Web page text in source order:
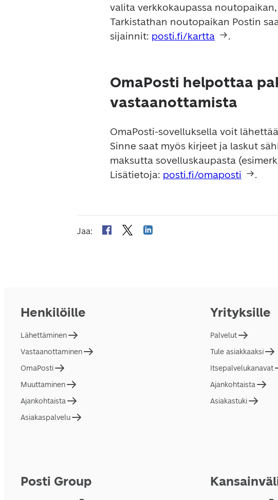
valita verkkokaupassa
Tarkistathan noutopaikan Postin
sijainnit: posti.fi/kartta .
OmaPosti helpottaa
vastaanottamista
OmaPosti-sovelluksella voit
Sinne saat myös kirjeet ja laskut
maksutta sovelluskaupasta
Lisätietoja: posti.fi/omaposti .
Jaa:
Henkilöille
Lähettäminen
Vastaanottaminen
OmaPosti
Muuttaminen
Ajankohtaista
Asiakaspalvelu
Yrityksille
Palvelut
Tule asiakkaaksi
Itsepalvelukanavat
Ajankohtaista
Asiakastuki
Posti Group